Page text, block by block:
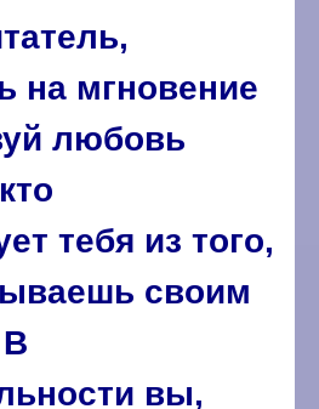
на мгновение
любовь
тебя из того,
своим
вы,